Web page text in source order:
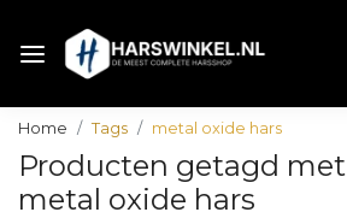
Home Tags metal oxide hars
Producten getagd met
metal oxide hars